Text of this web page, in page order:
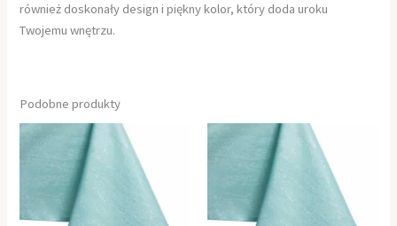
również doskonały design i piękny kolor, który doda uroku
Twojemu wnętrzu.
Podobne produkty